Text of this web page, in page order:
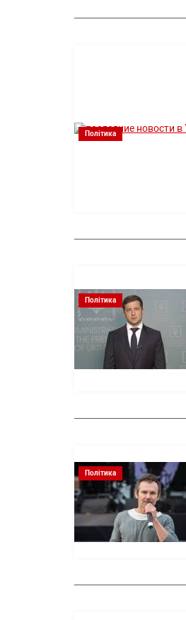
Політика
Політика
Політика